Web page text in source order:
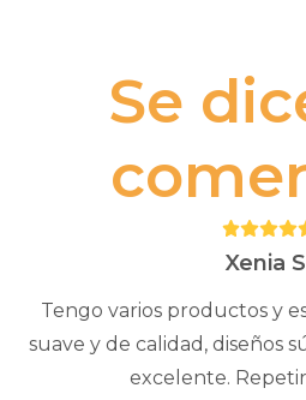
Se
5Xenia
Tengo varios productos y
suave y de calidad, diseños
excelente.